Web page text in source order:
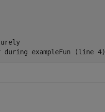
during exampleFun (line 4)